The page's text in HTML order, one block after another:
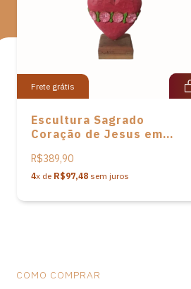
Em Tracunhaém, Pernambuco, o barro
evoca o saber ancestral.
Medidas: A-49cm L-18cm P-4cm
Frete grátis
Escultura Sagrado
Coração de Jesus em
Pereira
R$389,90
4x de R$97,48 sem juros
COMO COMPRAR